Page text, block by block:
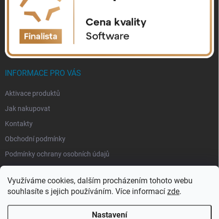
Využíváme cookies, dalším procházením tohoto webu
souhlasíte s jejich používáním. Více informací zde.
Nastavení
INFORMACE PRO VÁS
Aktivace produktů
Jak nakupovat
Kontakty
Obchodní podmínky
Podmínky ochrany osobních údajů